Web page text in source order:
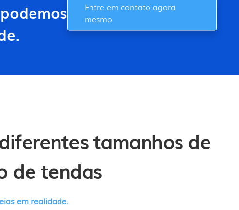
Entre em contato agora
mesmo
tamanhos de
de tendas
em realidade.